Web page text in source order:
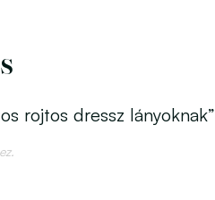
rojtos dressz lányoknak”